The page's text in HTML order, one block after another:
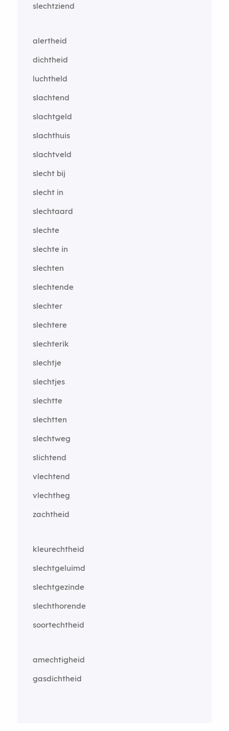
slechtziend
alertheid
dichtheid
luchtheld
slachtend
slachtgeld
slachthuis
slachtveld
slecht bij
slecht in
slechtaard
slechte
slechte in
slechten
slechtende
slechter
slechtere
slechterik
slechtje
slechtjes
slechtte
slechtten
slechtweg
slichtend
vlechtend
vlechtheg
zachtheid
kleurechtheid
slechtgeluimd
slechtgezinde
slechthorende
soortechtheid
amechtigheid
gasdichtheid